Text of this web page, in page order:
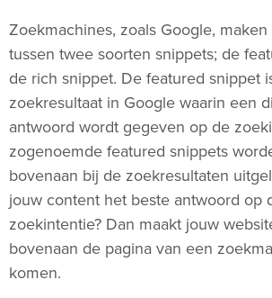
Zoekmachines, zoals Google,
tussen twee soorten snippets; de
de rich snippet. De featured snippet
zoekresultaat in Google waarin een
antwoord wordt gegeven op de
zogenoemde featured snippets
bovenaan bij de zoekresultaten
jouw content het beste antwoord op
zoekintentie? Dan maakt jouw
bovenaan de pagina van een
komen.